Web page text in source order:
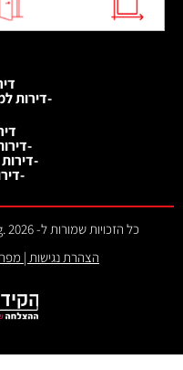
-דירות
-
-
-
כל הזכויות שמורות ל- 2026 .Morag |
הצהרת נגישות |